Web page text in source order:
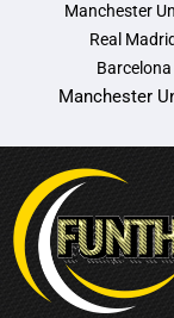
Manchester
Real
Barcelona
Manchester